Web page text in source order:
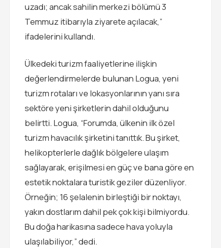
uzadı; ancak sahilin merkezi bölümü 3
Temmuz itibarıyla ziyarete açılacak,”
ifadelerini kullandı.
Ülkedeki turizm faaliyetlerine ilişkin
değerlendirmelerde bulunan Logua, yeni
turizm rotaları ve lokasyonlarının yanı sıra
sektöre yeni şirketlerin dahil olduğunu
belirtti. Logua, “Forumda, ülkenin ilk özel
turizm havacılık şirketini tanıttık. Bu şirket,
helikopterlerle dağlık bölgelere ulaşım
sağlayarak, erişilmesi en güç ve bana göre en
estetik noktalara turistik geziler düzenliyor.
Örneğin; 16 şelalenin birleştiği bir noktayı,
yakın dostlarım dahil pek çok kişi bilmiyordu.
Bu doğa harikasına sadece hava yoluyla
ulaşılabiliyor,” dedi.